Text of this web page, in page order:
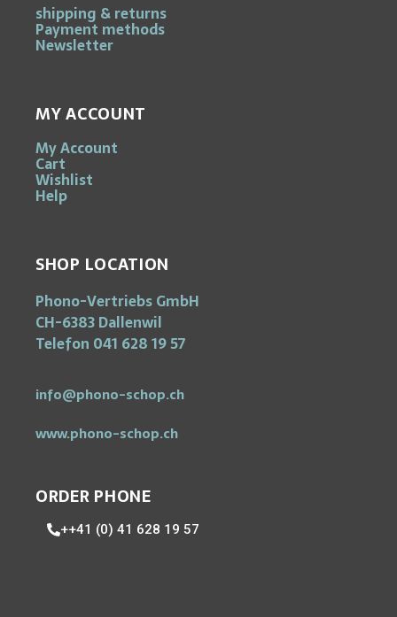
shipping & returns
Payment methods
Newsletter
MY ACCOUNT
My Account
Cart
Wishlist
Help
SHOP LOCATION
Phono-Vertriebs GmbH
CH-6383 Dallenwil
Telefon 041 628 19 57
info@phono-schop.ch
www.phono-schop.ch
ORDER PHONE
++41 (0) 41 628 19 57